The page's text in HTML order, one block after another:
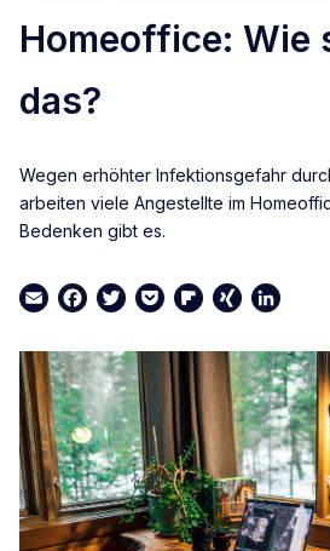
Homeoffice: Wie
das?
Wegen erhöhter Infektionsgefahr
arbeiten viele Angestellte im
Bedenken gibt es.
EmailFacebook
TwitterPocketFlipboard
XINGLinkedIn